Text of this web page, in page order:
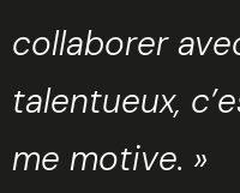
collaborer
talentueux,
me motive. »